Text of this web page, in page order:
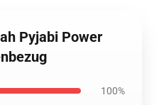
Pyjabi Power
100%